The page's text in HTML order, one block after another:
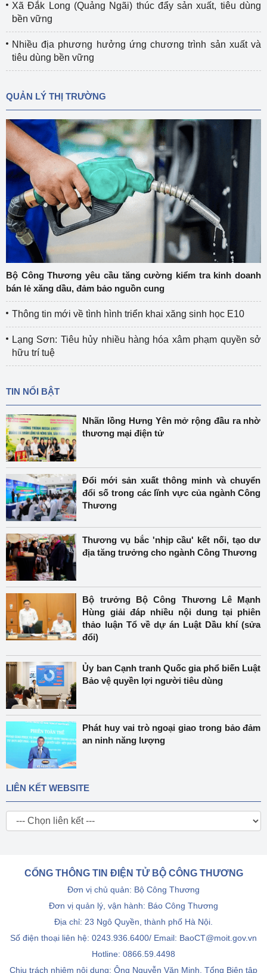
Xã Đắk Long (Quảng Ngãi) thúc đẩy sản xuất, tiêu dùng
bền vững
Nhiều địa phương hưởng ứng chương trình sản xuất và
tiêu dùng bền vững
QUẢN LÝ THỊ TRƯỜNG
Bộ Công Thương yêu cầu tăng cường kiểm tra kinh doanh
bán lẻ xăng dầu, đảm bảo nguồn cung
Thông tin mới về tình hình triển khai xăng sinh học E10
Lạng Sơn: Tiêu hủy nhiều hàng hóa xâm phạm quyền sở
hữu trí tuệ
TIN NỔI BẬT
Nhãn lồng Hưng Yên mở rộng đầu ra nhờ
thương mại điện tử
Đổi mới sản xuất thông minh và chuyển
đổi số trong các lĩnh vực của ngành Công
Thương
Thương vụ bắc 'nhịp cầu' kết nối, tạo dư
địa tăng trưởng cho ngành Công Thương
Bộ trưởng Bộ Công Thương Lê Mạnh
Hùng giải đáp nhiều nội dung tại phiên
thảo luận Tổ về dự án Luật Dầu khí (sửa
đổi)
Ủy ban Cạnh tranh Quốc gia phổ biến Luật
Bảo vệ quyền lợi người tiêu dùng
Phát huy vai trò ngoại giao trong bảo đảm
an ninh năng lượng
LIÊN KẾT WEBSITE
CỔNG THÔNG TIN ĐIỆN TỬ BỘ CÔNG THƯƠNG
Đơn vị chủ quản: Bộ Công Thương
Đơn vị quản lý, vận hành: Báo Công Thương
Địa chỉ: 23 Ngô Quyền, thành phố Hà Nội.
Số điện thoại liên hệ: 0243.936.6400/ Email: BaoCT@moit.gov.vn
Hotline: 0866.59.4498
Chịu trách nhiệm nội dung: Ông Nguyễn Văn Minh, Tổng Biên tập